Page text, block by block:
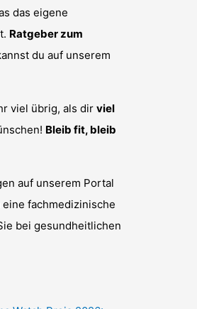
das eigene
Ratgeber zum
du auf unserem
viel übrig, als dir viel
Bleib fit, bleib
auf unserem Portal
fachmedizinische
bei gesundheitlichen